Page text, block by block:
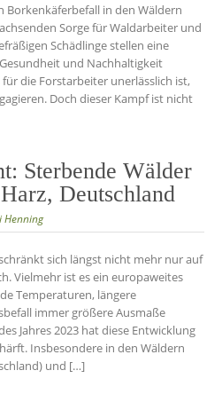
Borkenkäferbefall in den Wäldern
Sorge für Waldarbeiter und
Schädlinge stellen eine
und Nachhaltigkeit
die Forstarbeiter unerlässlich ist,
Doch dieser Kampf ist nicht
Sterbende Wälder
Deutschland
Henning
sich längst nicht mehr nur auf
Vielmehr ist es ein europaweites
Temperaturen, längere
immer größere Ausmaße
Jahres 2023 hat diese Entwicklung
Insbesondere in den Wäldern
und […]